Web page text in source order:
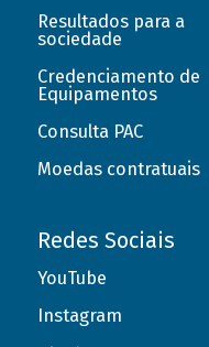
Resultados para a
sociedade
Credenciamento de
Equipamentos
Consulta PAC
Moedas contratuais
Redes Sociais
YouTube
Instagram